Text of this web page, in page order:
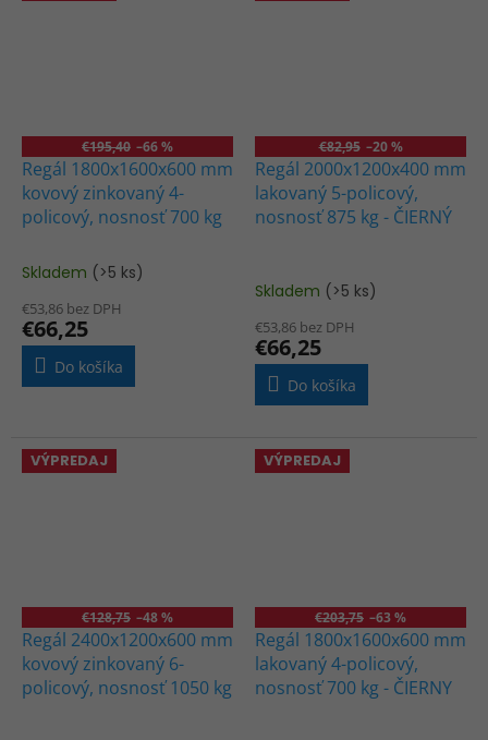
€195,40 –66 %
Regál 1800x1600x600 mm
kovový zinkovaný 4-
policový, nosnosť 700 kg
Priemerné
produktu
je
5,0
Skladem (>5 ks)
€53,86 bez DPH
€66,25
Do košíka
€82,95 –20 %
Regál 2000x1200x400 mm
lakovaný 5-policový,
nosnosť 875 kg - ČIERNÝ
Skladem (>5 ks)
€53,86 bez DPH
€66,25
Do košíka
VÝPREDAJ
€128,75 –48 %
Regál 2400x1200x600 mm
kovový zinkovaný 6-
policový, nosnosť 1050 kg
VÝPREDAJ
€203,75 –63 %
Regál 1800x1600x600 mm
lakovaný 4-policový,
nosnosť 700 kg - ČIERNY